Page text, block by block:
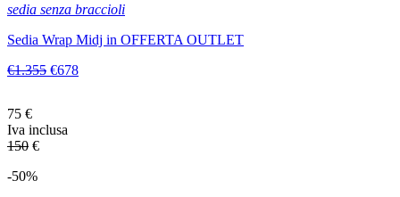
sedia senza braccioli
Sedia Wrap Midj in OFFERTA OUTLET
€1.355 €678
75 €
Iva inclusa
150 €
-50%